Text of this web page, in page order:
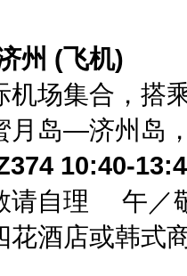
州 (飞机)
机场集合，搭
月岛—济州岛
10:40-
请自理 午
花酒店或韩式